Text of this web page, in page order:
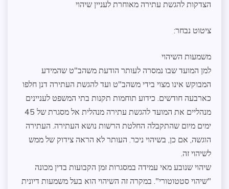
הצדקות להגשת עתירה מאוחרת לעניין שיהוי
ציטוט נבחר:
משמעות השיהוי
למן המועד שבו נמסרה לעותר הודעת משהב"ט שהמידע
המבוקש אינו מצוי בידי משהב"ט ועד להגשת העתירה דנן חלפו
כארבעה חודשים. כידוע תוחמות תקנות בתי המשפט לעניינים
מנהליים את המועד להגשת עתירה מנהלית אל מסגרת של 45
ימים מיום שהתקבלה החלטת הרשות נושא העתירה. העתירה
הוגשה, אם כן, בשיהוי ניכר. העותר לא הראה צידוק של ממש
לשיהוי זה.
שיהוי שנובע מאי עמידה במסגרות זמן הקבועות בדין מכונה
"שיהוי סטטוטורי". במקרה זה השיהוי הוא בעל משמעות דיונית